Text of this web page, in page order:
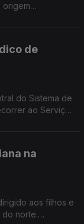
origem
de
do Sistema de
ao Serviço
na
aos filhos e
do norte.